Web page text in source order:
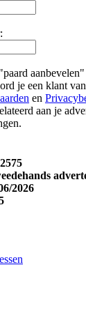
je een klant
en
aan je
2026